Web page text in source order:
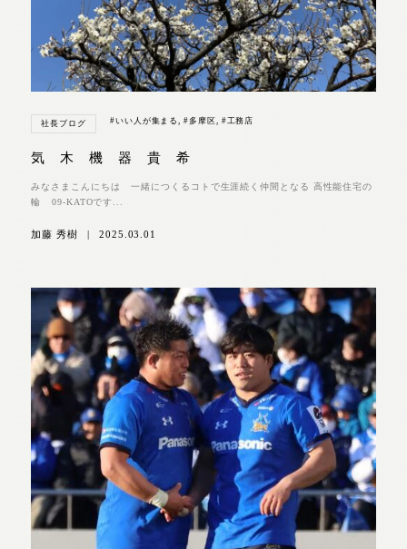
社長ブログ #いい人が集まる,#多摩区, #工務店
気 木 機 器 貴 希
みなさまこんにちは 一緒につくるコトで生涯続く仲間となる 高性能住宅の
輪 09-KATOです...
加藤 秀樹 2025.03.01